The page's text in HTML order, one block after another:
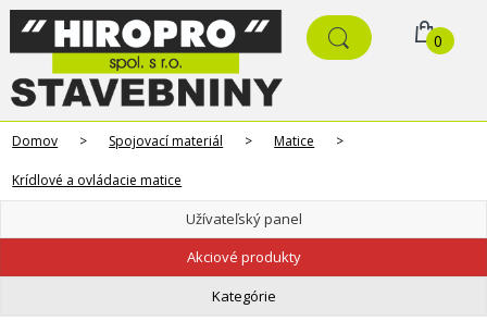
0
Domov > Spojovací materiál > Matice >
Krídlové a ovládacie matice
Užívateľský panel
Akciové produkty
Kategórie